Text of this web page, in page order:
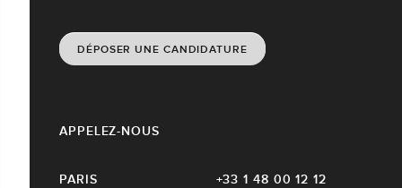
DÉPOSER UNE CANDIDATURE
APPELEZ-NOUS
PARIS
+33 1 48 00 12 12